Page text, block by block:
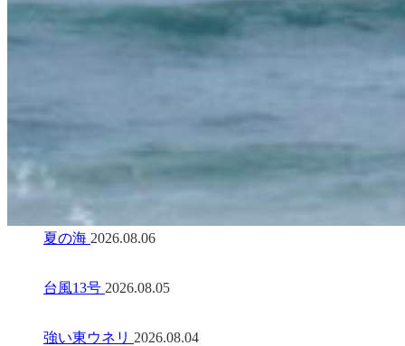
夏の海 2026.08.06
台風13号 2026.08.05
強い東ウネリ 2026.08.04